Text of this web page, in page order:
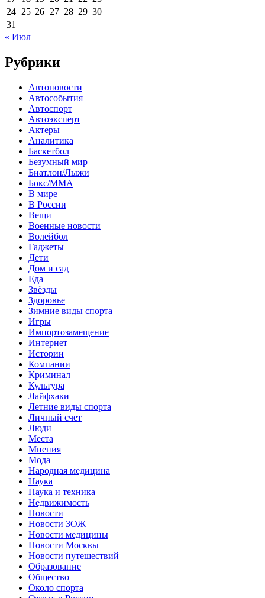
24 25 26 27 28 29 30
31
« Июл
Рубрики
Автоновости
Автособытия
Автоспорт
Автоэксперт
Актеры
Аналитика
Баскетбол
Безумный мир
Биатлон/Лыжи
Бокс/MMA
В мире
В России
Вещи
Военные новости
Волейбол
Гаджеты
Дети
Дом и сад
Еда
Звёзды
Здоровье
Зимние виды спорта
Игры
Импортозамещение
Интернет
Истории
Компании
Криминал
Культура
Лайфхаки
Летние виды спорта
Личный счет
Люди
Места
Мнения
Мода
Народная медицина
Наука
Наука и техника
Недвижимость
Новости
Новости ЗОЖ
Новости медицины
Новости Москвы
Новости путешествий
Образование
Общество
Около спорта